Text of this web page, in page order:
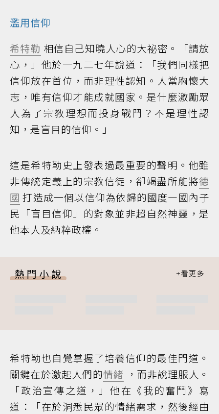
濫用信仰
希特勒 相信自己知曉人心的大祕密。「請放
心，」他於一九二七年說道：「我們同樣把
信仰放在首位，而非理性認知。人當胸懷大
志，唯有信仰才能成就國家。是什麼激勵眾
人為了宗教理想而投身戰鬥？不是理性認
知，是盲目的信仰。」
這是希特勒史上發表過最重要的聲明。他雖
非傳統定義上的宗教信徒，卻竭盡所能將德
國 打造成一個以信仰為依歸的國度—國內子
民「盲目信仰」的對象並非超自然神靈，是
他本人及納粹政權。
熱門小說
希特勒也自覺掌握了培養信仰的最佳門道。
關鍵在於激起人們的情緒 ，而非說理服人。
「政治宣傳之道，」他在《我的奮鬥》寫
道：「在於洞悉民眾的情緒需求，然後經由